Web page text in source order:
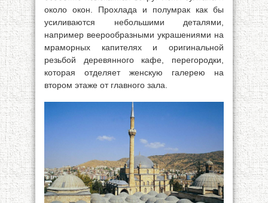
около окон. Прохлада и полумрак как бы
усиливаются небольшими деталями,
например веерообразными украшениями на
мраморных капителях и оригинальной
резьбой деревянного кафе, перегородки,
которая отделяет женскую галерею на
втором этаже от главного зала.